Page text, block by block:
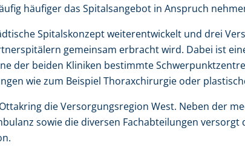
häufiger das Spitalsangebot in Anspruch
Spitalskonzept weiterentwickelt und drei
gemeinsam erbracht wird. Dabei ist
der beiden Kliniken bestimmte
wie zum Beispiel Thoraxchirurgie oder
die Versorgungsregion West. Neben der
sowie die diversen Fachabteilungen versorgt